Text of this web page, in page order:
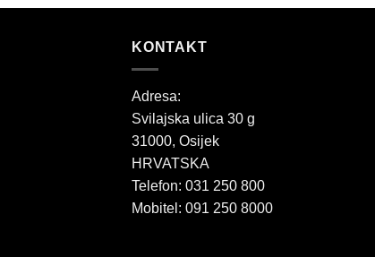
KONTAKT
Adresa:
Svilajska ulica 30 g
31000, Osijek
HRVATSKA
Telefon: 031 250 800
Mobitel: 091 250 8000